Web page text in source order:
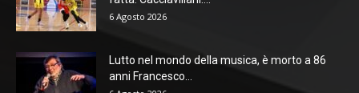
6 Agosto 2026
Lutto nel mondo della musica, è morto a 86
anni Francesco...